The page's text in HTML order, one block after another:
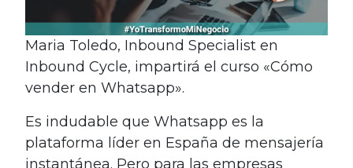
Maria Toledo, Inbound Specialist en
Inbound Cycle, impartirá el curso «Cómo
vender en Whatsapp».
Es indudable que Whatsapp es la
plataforma líder en España de mensajería
instantánea. Pero para las empresas